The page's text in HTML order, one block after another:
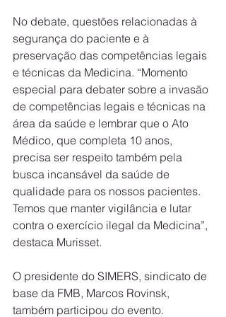
No debate, questões relacionadas à
segurança do paciente e à
preservação das competências legais
e técnicas da Medicina. “Momento
especial para debater sobre a invasão
de competências legais e técnicas na
área da saúde e lembrar que o Ato
Médico, que completa 10 anos,
precisa ser respeito também pela
busca incansável da saúde de
qualidade para os nossos pacientes.
Temos que manter vigilância e lutar
contra o exercício ilegal da Medicina”,
destaca Murisset.
O presidente do SIMERS, sindicato de
base da FMB, Marcos Rovinsk,
também participou do evento.